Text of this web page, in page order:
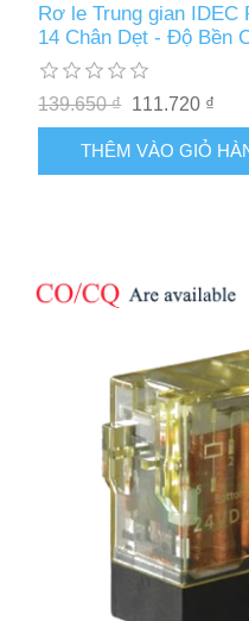
Rơ le Trung gian IDEC
14 Chân Dẹt - Độ Bền
139.650 ₫ 111.720 ₫
THÊM VÀO GIỎ